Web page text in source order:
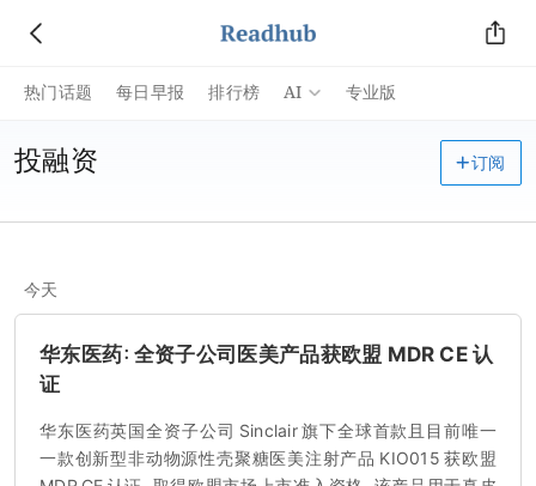
热门话题 每日早报 排行榜 AI 专业版
投融资 订阅
今天
华东医药：全资子公司医美产品获欧盟 MDR CE 认
证
华东医药英国全资子公司 Sinclair 旗下全球首款且目前唯一
一款创新型非动物源性壳聚糖医美注射产品 KIO015 获欧盟